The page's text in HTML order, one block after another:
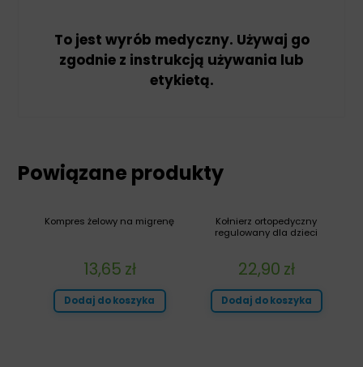
To jest wyrób medyczny. Używaj go
zgodnie z instrukcją używania lub
etykietą.
Powiązane produkty
Kołnierz ortopedyczny
regulowany dla dzieci
22,90 zł
Dodaj do koszyka
Kompres żelowy na migrenę
13,65 zł
Dodaj do koszyka